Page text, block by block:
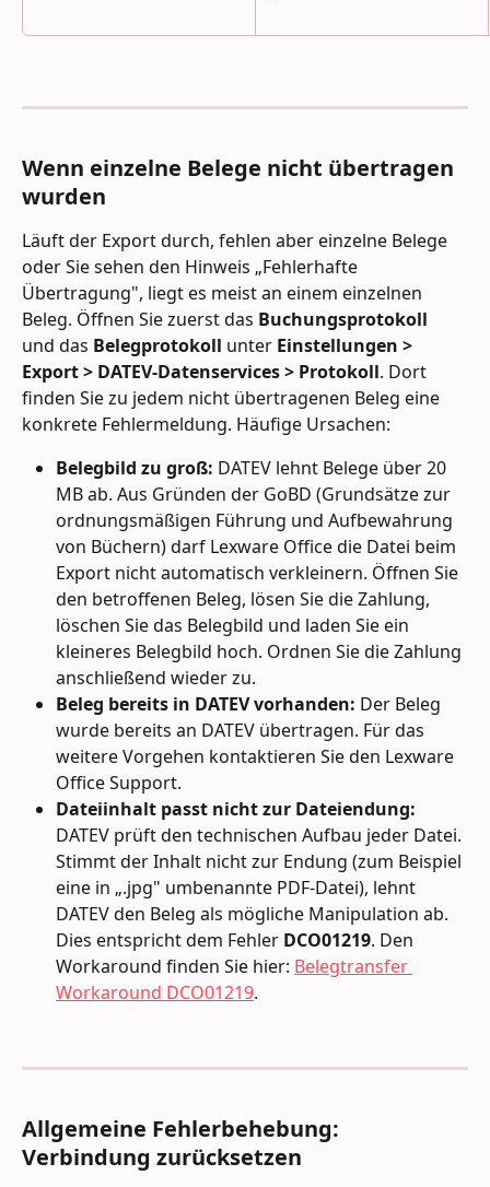
Wenn einzelne Belege nicht übertragen
wurden
Läuft der Export durch, fehlen aber einzelne Belege
oder Sie sehen den Hinweis „Fehlerhafte
Übertragung", liegt es meist an einem einzelnen
Beleg. Öffnen Sie zuerst das Buchungsprotokoll
und das Belegprotokoll unter Einstellungen >
Export > DATEV-Datenservices > Protokoll. Dort
finden Sie zu jedem nicht übertragenen Beleg eine
konkrete Fehlermeldung. Häufige Ursachen:
Belegbild zu groß: DATEV lehnt Belege über 20
MB ab. Aus Gründen der GoBD (Grundsätze zur
ordnungsmäßigen Führung und Aufbewahrung
von Büchern) darf Lexware Office die Datei beim
Export nicht automatisch verkleinern. Öffnen Sie
den betroffenen Beleg, lösen Sie die Zahlung,
löschen Sie das Belegbild und laden Sie ein
kleineres Belegbild hoch. Ordnen Sie die Zahlung
anschließend wieder zu.
Beleg bereits in DATEV vorhanden: Der Beleg
wurde bereits an DATEV übertragen. Für das
weitere Vorgehen kontaktieren Sie den Lexware
Office Support.
Dateiinhalt passt nicht zur Dateiendung:
DATEV prüft den technischen Aufbau jeder Datei.
Stimmt der Inhalt nicht zur Endung (zum Beispiel
eine in „.jpg" umbenannte PDF-Datei), lehnt
DATEV den Beleg als mögliche Manipulation ab.
Dies entspricht dem Fehler DCO01219. Den
Workaround finden Sie hier: Belegtransfer
Workaround DCO01219.
Allgemeine Fehlerbehebung:
Verbindung zurücksetzen